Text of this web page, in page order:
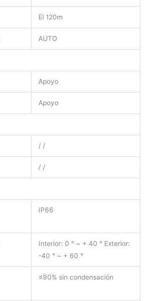
El 120m
AUTO
Apoyo
Apoyo
/ /
/ /
IP66
Interior: 0 ° ~ + 40 ° Exterior:
-40 ° ~ + 60 °
≤90% sin condensación